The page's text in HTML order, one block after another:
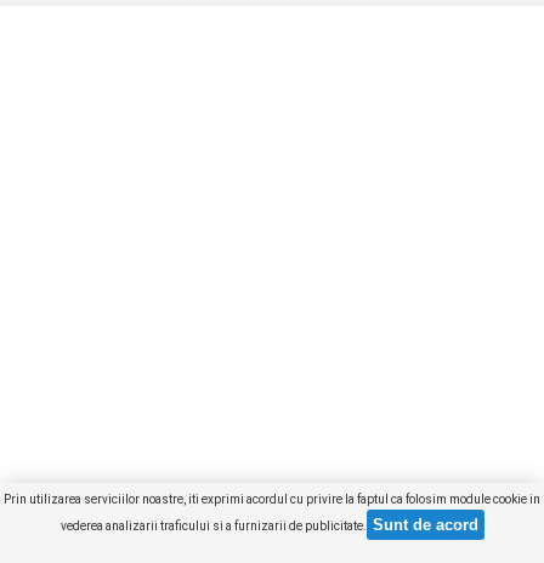
Prin utilizarea serviciilor noastre, iti exprimi acordul cu privire la faptul ca folosim module cookie in
vederea analizarii traficului si a furnizarii de publicitate.